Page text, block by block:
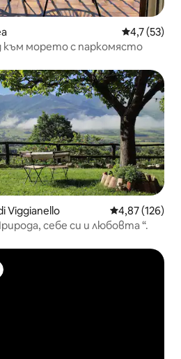
Средна
4,7 (53)
морето с паркомясто
Viggianello Средна
4,87 (126)
себе си и любовта “.
гостите